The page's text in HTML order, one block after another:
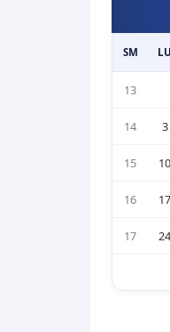
SM LU
13
14 3
15 10
16 17
17 24